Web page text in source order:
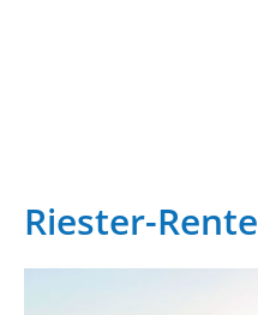
Riester-Rente